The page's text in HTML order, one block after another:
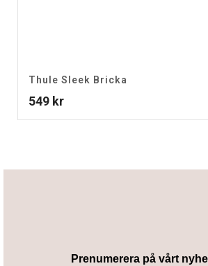
Thule Sleek Bricka
549 kr
Prenumerera på vårt